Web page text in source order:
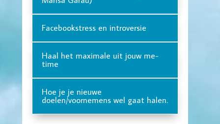
Facebookstress en introversie
Haal het maximale uit jouw me-
time
Hoe je je nieuwe
doelen/voornemens wel gaat halen.